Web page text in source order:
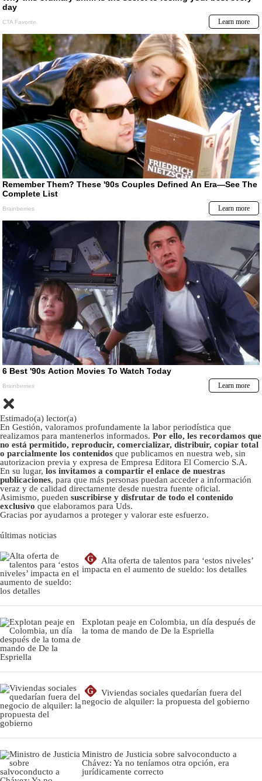
Estimado(a) lector(a)
En Gestión, valoramos profundamente la labor periodística que
realizamos para mantenerlos informados. Por ello, les recordamos que
no está permitido, reproducir, comercializar, distribuir, copiar total
o parcialmente los contenidos que publicamos en nuestra web, sin
autorizacion previa y expresa de Empresa Editora El Comercio S.A.
En su lugar, los invitamos a compartir el enlace de nuestras
publicaciones, para que más personas puedan acceder a información
veraz y de calidad directamente desde nuestra fuente oficial.
Asimismo, pueden suscribirse y disfrutar de todo el contenido
exclusivo que elaboramos para Uds.
Gracias por ayudarnos a proteger y valorar este esfuerzo.
últimas noticias
G
Alta oferta de talentos para ‘estos niveles’
impacta en el aumento de sueldo: los detalles
Explotan peaje en Colombia, un día después de
la toma de mando de De la Espriella
G
Viviendas sociales quedarían fuera del
negocio de alquiler: la propuesta del gobierno
Ministro de Justicia sobre salvoconducto a
Chávez: Ya no teníamos otra opción, era
jurídicamente correcto